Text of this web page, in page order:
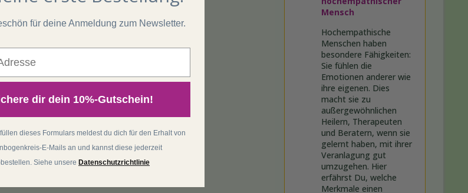
Mensch
Hochempathische
Menschen haben
besondere Fähigkeiten:
Sie fühlen die
Emotionen anderer wie
ihre eigenen. Dies
macht sie zu
außergewöhnlichen
Heilern, Therapeuten
und Beratern, wenn sie
gelernt haben, mit ihrer
Veranlagung gut
umzugehen. Hier
erfährst Du, welche
Merkmale einen
für deine Anmeldung zum Newsletter.
dir dein 10%-Gutschein!
dieses Formulars meldest du dich für den Erhalt von
E-Mails an und kannst diese jederzeit
Siehe unsere Datenschutzrichtlinie